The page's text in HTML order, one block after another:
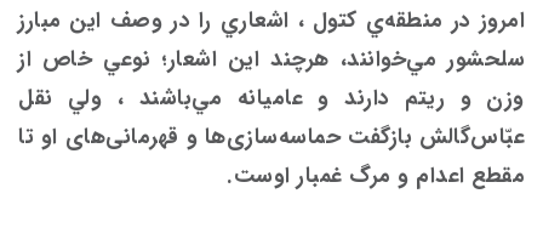
امروز در منطقه‌ي كتول ، اشعاري را در وصف اين مبارز
سلحشور مي‌خوانند، هرچند اين اشعار؛ نوعي خاص از
وزن و ريتم دارند و عاميانه مي‌باشند ، ولي نقل
عبّاس‌گالش بازگفت حماسه‌سازی‌ها و قهرمانی‌های او تا
مقطع اعدام و مرگ غمبار اوست.